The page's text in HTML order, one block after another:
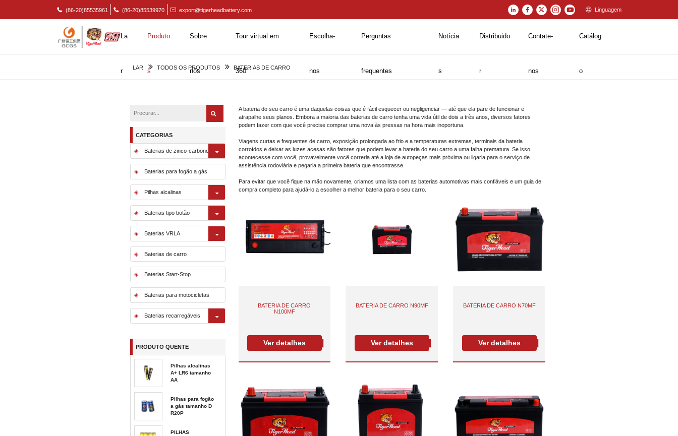
(86-20)85535961 (86-20)85539970 export@tigerheadbattery.com Linguagem
La
r
Produto
s
Sobre
nós
Tour virtual em
360°
Escolha-
nos
Perguntas
frequentes
Notícia
s
Distribuido
r
Contate-
nos
Catálog
o
LAR TODOS OS PRODUTOS BATERIAS DE CARRO
A bateria do seu carro é uma daquelas coisas que é fácil esquecer ou negligenciar — até que ela pare de funcionar e
atrapalhe seus planos. Embora a maioria das baterias de carro tenha uma vida útil de dois a três anos, diversos fatores
podem fazer com que você precise comprar uma nova às pressas na hora mais inoportuna.
Viagens curtas e frequentes de carro, exposição prolongada ao frio e a temperaturas extremas, terminais da bateria
corroídos e deixar as luzes acesas são fatores que podem levar a bateria do seu carro a uma falha prematura. Se isso
acontecesse com você, provavelmente você correria até a loja de autopeças mais próxima ou ligaria para o serviço de
assistência rodoviária e pegaria a primeira bateria que encontrasse.
Para evitar que você fique na mão novamente, criamos uma lista com as baterias automotivas mais confiáveis e um guia de
compra completo para ajudá-lo a escolher a melhor bateria para o seu carro.
BATERIA DE CARRO
N100MF
Ver detalhes
BATERIA DE CARRO N90MF
Ver detalhes
BATERIA DE CARRO N70MF
Ver detalhes
CATEGORIAS
Baterias de zinco-carbono
Baterias para fogão a gás
Pilhas alcalinas
Baterias tipo botão
Baterias VRLA
Baterias de carro
Baterias Start-Stop
Baterias para motocicletas
Baterias recarregáveis
PRODUTO QUENTE
Pilhas alcalinas
A+ LR6 tamanho
AA
Pilhas para fogão
a gás tamanho D
R20P
PILHAS